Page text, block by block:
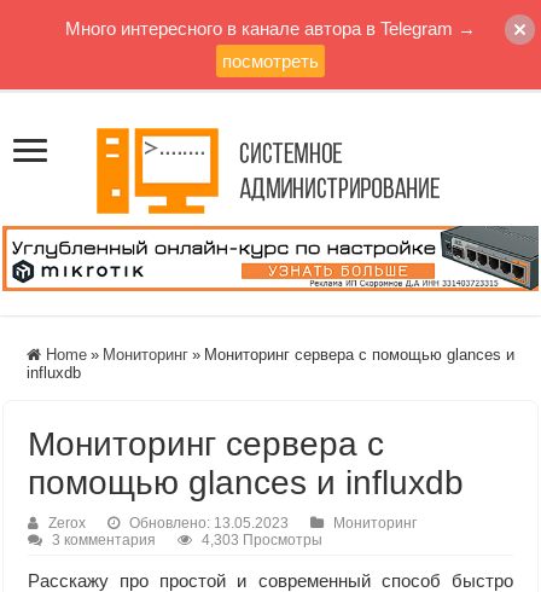
Home » Мониторинг » Мониторинг сервера с помощью glances и
influxdb
Мониторинг сервера с
помощью glances и influxdb
Zerox Обновлено: 13.05.2023
Мониторинг
3 комментария
4,303 Просмотры
Расскажу про простой и современный способ быстро
Много интересного в канале автора в Telegram →
посмотреть